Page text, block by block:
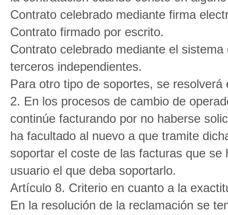
Contrato celebrado mediante firma
Contrato firmado por escrito.
Contrato celebrado mediante el
terceros independientes.
Para otro tipo de soportes, se
2. En los procesos de cambio de
continúe facturando por no haberse
ha facultado al nuevo a que tramite
soportar el coste de las facturas que
usuario el que deba soportarlo.
Artículo 8. Criterio en cuanto a la
En la resolución de la reclamación se